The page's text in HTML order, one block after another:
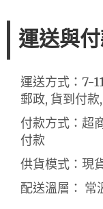
運送與
運送方式：7-
郵政, 貨到付
付款方式：超
付款
供貨模式：現
配送溫層： 常